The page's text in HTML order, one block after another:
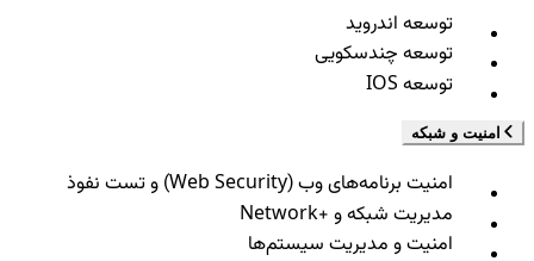
توسعه اندروید
توسعه چندسکویی
توسعه IOS
امنیت و شبکه
امنیت برنامه‌های وب (Web Security) و تست نفوذ
مدیریت شبکه و +Network
امنیت و مدیریت سیستم‌ها